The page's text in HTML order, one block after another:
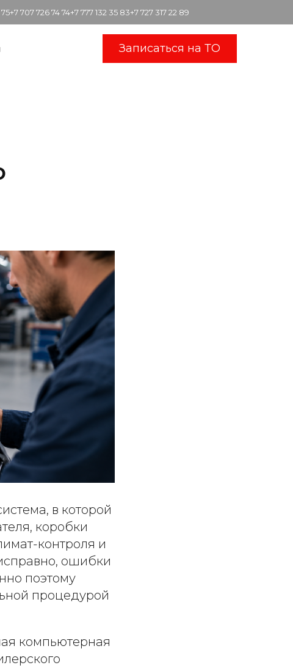
Записаться на ТО
+7 707 726 74 74+7 777 132 35 83+7 727 317 22 89
в которой
коробки
контроля и
ошибки
поэтому
процедурой
компьютерная